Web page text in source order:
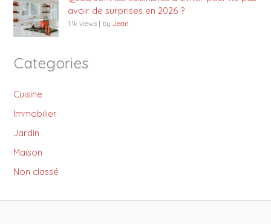
avoir de surprises en 2026 ?
1.1k views | by Jean
Categories
Cuisine
Immobilier
Jardin
Maison
Non classé